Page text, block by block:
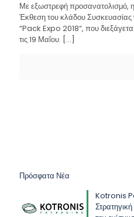
Με εξωστρεφή προσανατολισμό, η
Έκθεση του κλάδου Συσκευασίας
“Pack Expo 2018“, που
τις 19 Μαΐου. […]
Πρόσφατα Νέα
Kotronis